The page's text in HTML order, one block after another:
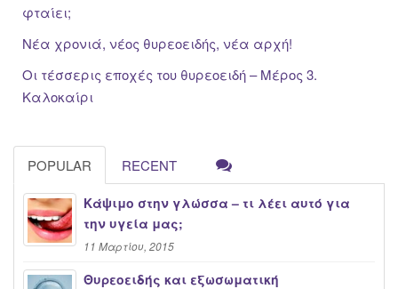
φταίει;
Νέα χρονιά, νέος θυρεοειδής, νέα αρχή!
Οι τέσσερις εποχές του θυρεοειδή – Μέρος 3.
Καλοκαίρι
POPULAR RECENT
Κάψιμο στην γλώσσα – τι λέει αυτό για
την υγεία μας;
11 Μαρτίου, 2015
Θυρεοειδής και εξωσωματική